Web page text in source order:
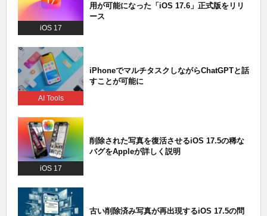
iOS 17
用が可能になった「iOS 17.6」正式版をリリ
ース
AI Tools
iPhoneでマルチタスクしながらChatGPTと話
すことが可能に
iOS 17
削除された写真を復活させるiOS 17.5の稀な
バグをAppleが詳しく説明
古い削除済み写真が再出現するiOS 17.5の問